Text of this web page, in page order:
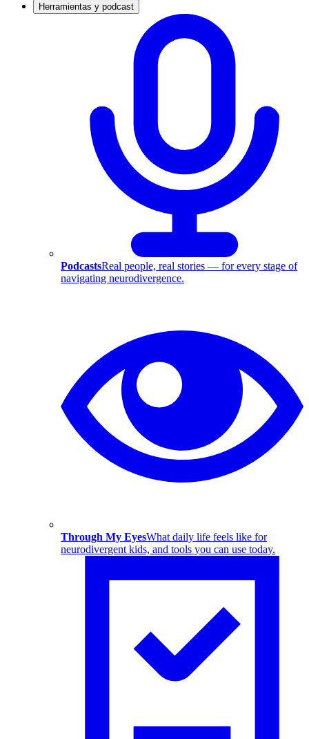
Herramientas y podcast
PodcastsReal people, real stories — for every stage of
navigating neurodivergence.
Through My EyesWhat daily life feels like for
neurodivergent kids, and tools you can use today.